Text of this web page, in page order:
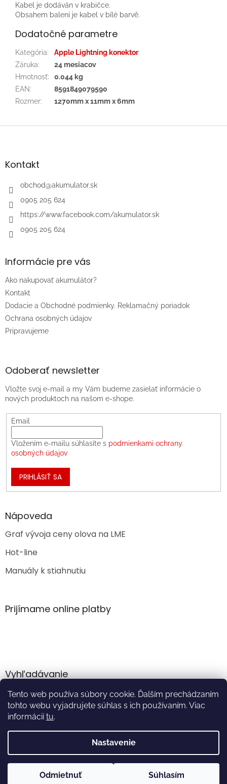
Tento web používa súbory cookie. Ďalším prechádzaním
tohto webu vyjadrujete súhlas s ich používaním. Viac
informáciítu.
Nastavenie
Odmietnuť Súhlasím
Kabel je dodáván v krabičce.
Obsahem balení je kabel v bílé barvě.
Dodatočné parametre
Kategória:
Apple Lightning konektor
Záruka:
24 mesiacov
Hmotnosť:
0.044 kg
EAN:
8591849079590
Rozmer: 1270mm x 11mm x 6mm
Z
äKontakt
obchod@akumulator.sk
0905 205 624
https://www.facebook.com/akumulator.sk
0905 205 624
Informácie pre vás
Ako nakupovať akumulátor?
Kontakt
Dodacie a Obchodné podmienky. Reklamačný poriadok
Ochrana osobných údajov
Pripravujeme
Odoberať newsletter
Vložte svoj e-mail a my Vám budeme zasielať informácie o
nových produktoch na našom e-shope.
Email
Vložením e-mailu súhlasíte s podmienkami ochrany
osobných údajov
PRIHLÁSIŤ SA
Nápoveda
Graf vývoja ceny olova na LME
Hot-line
Manuály k stiahnutiu
Prijímame online platby
Vyhľadávanie
HĽADAŤ
Vytvoril Shoptet
Copyright 2026Akumulator.sk . Všetky práva vyhradené.